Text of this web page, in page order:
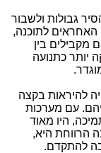
גבולות ולשבור
האחראים לתוכנה,
מקבילים בין
יותר כתנועה
להיראות בקצה
עם מערכות
היו מאוד
הרווחת היא,
להתקדם.